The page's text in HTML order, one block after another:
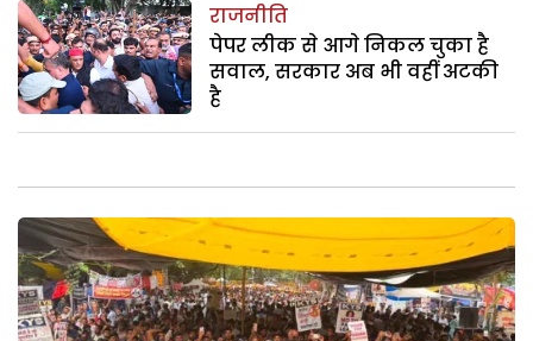
राजनीति
पेपर लीक से आगे निकल चुका है
सवाल, सरकार अब भी वहीं अटकी
है